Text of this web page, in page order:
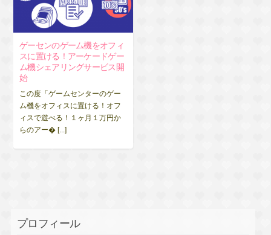
ゲーセンのゲーム機をオフィ
スに置ける！アーケードゲー
ム機シェアリングサービス開
始
この度「ゲームセンターのゲー
ム機をオフィスに置ける！オフ
ィスで遊べる！１ヶ月１万円か
らのアー� [...]
プロフィール